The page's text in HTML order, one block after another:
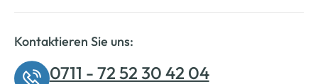
Kontaktieren Sie uns:
0711 - 72 52 30 42 04